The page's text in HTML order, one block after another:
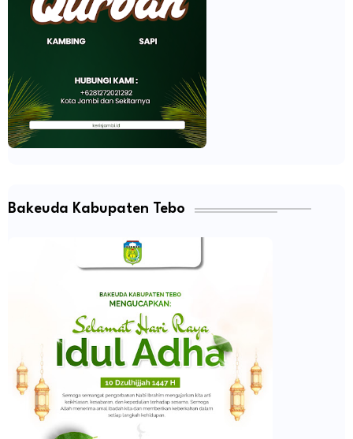
Bakeuda Kabupaten Tebo